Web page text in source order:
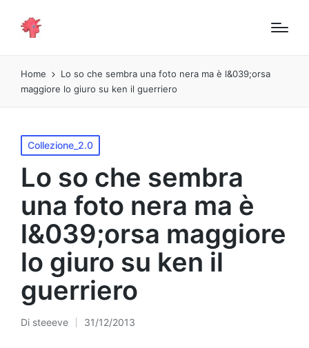
Home
Lo so che sembra una foto nera ma è l&039;orsa
maggiore lo giuro su ken il guerriero
Pubblicato
in
Collezione_2.0
Lo so che sembra
una foto nera ma è
l&039;orsa maggiore
lo giuro su ken il
guerriero
Pubblicato
Di steeeve 31/12/2013